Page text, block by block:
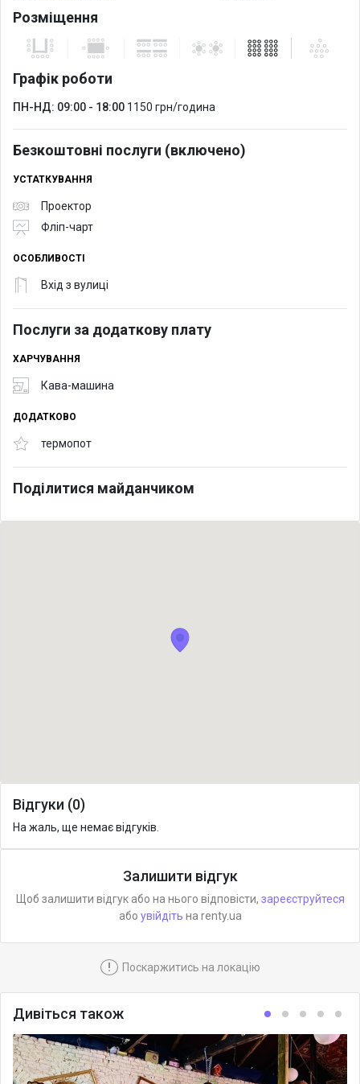
Розміщення
Графік роботи
ПН-НД: 09:00 - 18:00 1150 грн/година
Безкоштовні послуги (включено)
УСТАТКУВАННЯ
Проектор
Фліп-чарт
ОСОБЛИВОСТІ
Вхід з вулиці
Послуги за додаткову плату
ХАРЧУВАННЯ
Кава-машина
ДОДАТКОВО
термопот
Поділитися майданчиком
Відгуки (0)
На жаль, ще немає відгуків.
Залишити відгук
Щоб залишити відгук або на нього відповісти, зареєструйтеся
або увійдіть на renty.ua
! Поскаржитись на локацію
Дивіться також